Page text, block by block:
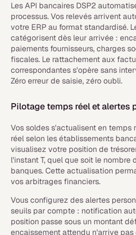
Les API bancaires DSP2
processus. Vos relevés arrivent
votre ERP au format standardisé.
catégorisent dès leur arrivée :
paiements fournisseurs, charges
fiscales. Le rattachement aux
correspondantes s'opère sans
Zéro erreur de saisie, zéro oubli.
Pilotage temps réel et alertes
Vos soldes s'actualisent en temps
réel selon les établissements
visualisez votre position de
l'instant T, quel que soit le nombre
banques. Cette actualisation
vos arbitrages financiers.
Vous configurez des alertes
seuils par compte : notification
position passe sous un montant
encaissement attendu n'arrive